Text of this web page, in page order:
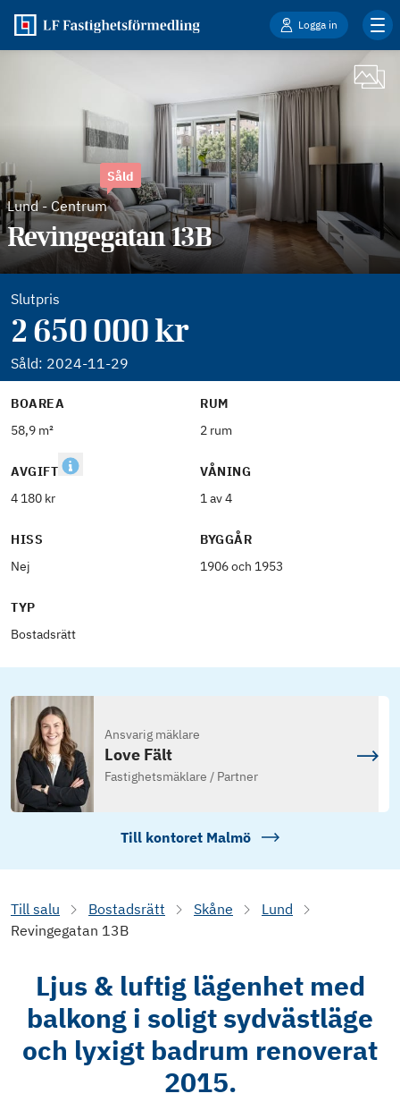
Logga in
Lund-Centrum
Såld
Revingegatan 13B
Slutpris
2 650 000 kr
Såld: 2024-11-29
BOAREA
58,9 m²
RUM
2 rum
AVGIFT
4 180 kr
VÅNING
1 av 4
HISS
Nej
BYGGÅR
1906 och 1953
TYP
Bostadsrätt
Ansvarig mäklare
Love Fält
Fastighetsmäklare / Partner
Till kontoret Malmö
Till salu Bostadsrätt Skåne
Lund
Revingegatan 13B
Ljus & luftig lägenhet med
balkong i soligt sydvästläge
och lyxigt badrum renoverat
2015.